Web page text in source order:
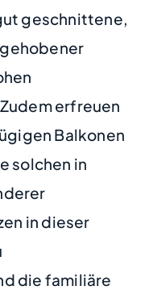
geschnittene,
erfreuen
Balkonen
solchen in
in dieser
die familiäre